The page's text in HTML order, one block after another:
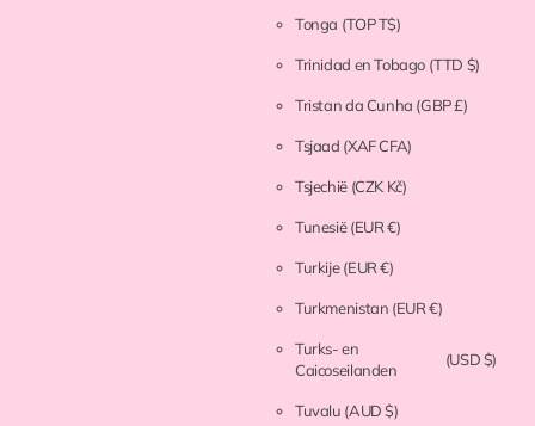
Tonga (TOP T$)
Trinidad en Tobago (TTD $)
Tristan da Cunha (GBP £)
Tsjaad (XAF CFA)
Tsjechië (CZK Kč)
Tunesië(EUR €)
Turkije(EUR €)
Turkmenistan (EUR €)
Turks- en
Caicoseilanden
(USD $)
Tuvalu (AUD $)